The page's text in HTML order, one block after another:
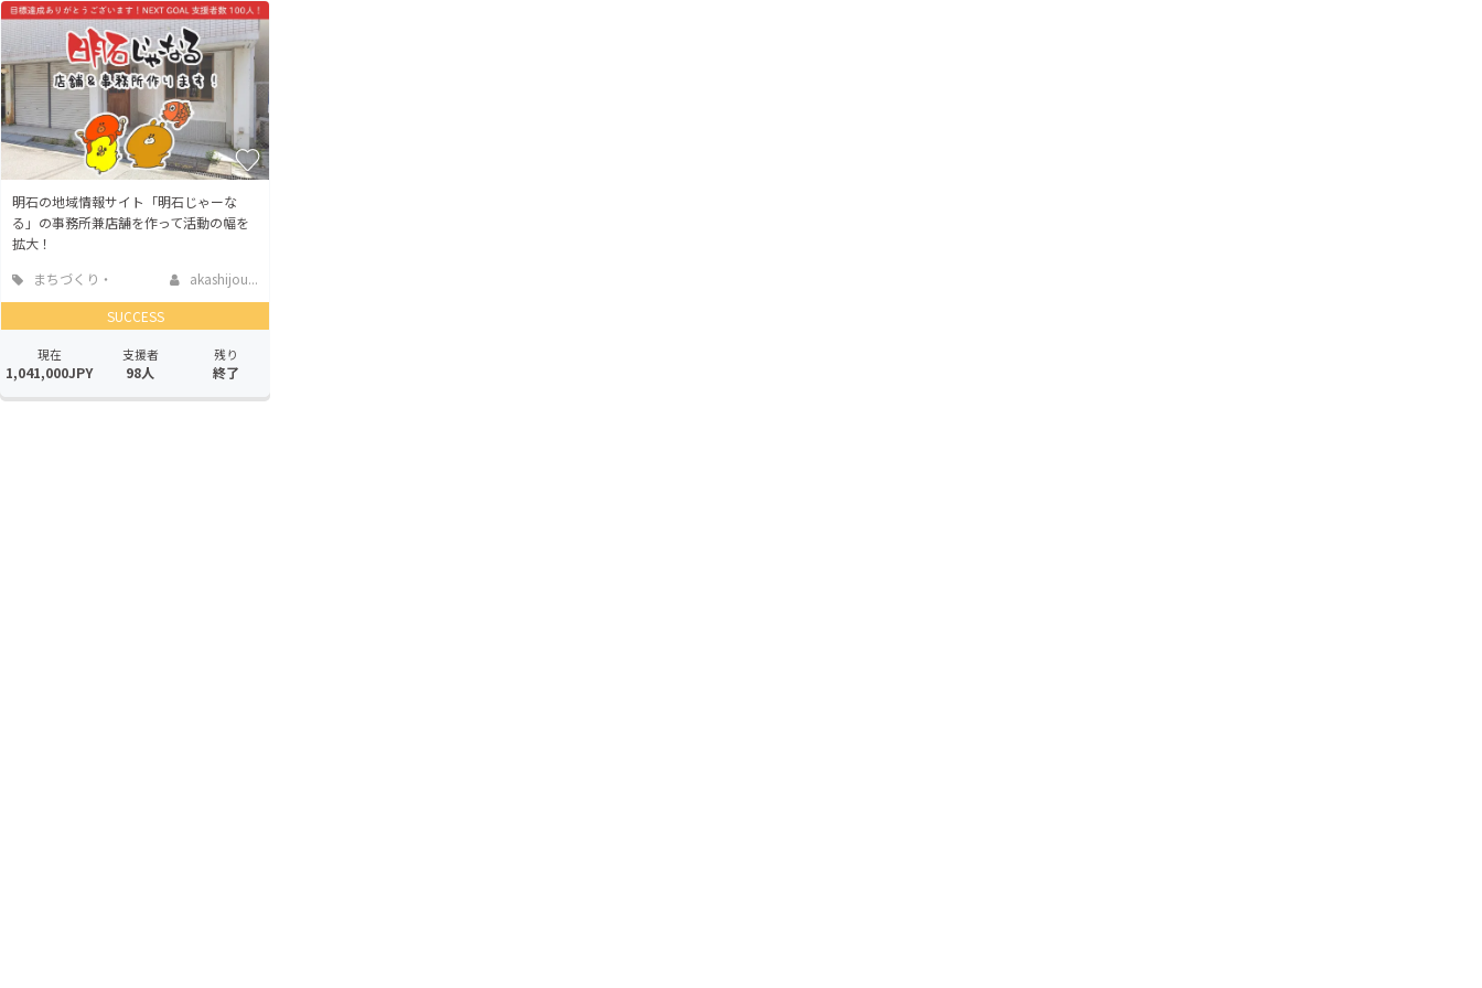
明石の地域情報サイト「明石じゃーな
る」の事務所兼店舗を作って活動の幅を
拡大！
まちづくり・
akashijou...
SUCCESS
現在
1,041,000JPY
支援者
98人
残り
終了